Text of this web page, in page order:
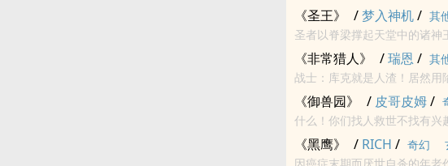
《圣王》 /梦入神机/ 其
圣者以脊梁撑起天堂中的诸
《非常猎人》 /瑞恩 / 其
战士：库克就是人渣！居然
人在前面顶着，宠物在后面
《御兽园》 / 皮哥皮姆/
什么！你们找人救世不找有兴趣的人，只找有缘人？ 不
意妄为的狗屁神嘛！
《黑鹰》 / RICH / 奇幻